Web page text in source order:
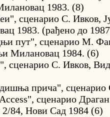
1983. (8)
сценарио С. Ивков,
1983. (рађено до
пут", сценарио М.
Милановац 1984. (6)
сценарио С. Ивков,
прича", сценарио
сценарио
2/84, Нови Сад 1984 (6)